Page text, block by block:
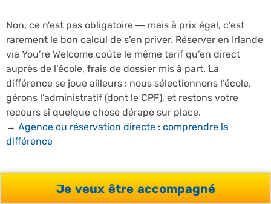
Non, ce n’est pas obligatoire — mais à prix égal, c’est
rarement le bon calcul de s’en priver. Réserver en Irlande
via You’re Welcome coûte le même tarif qu’en direct
auprès de l’école, frais de dossier mis à part. La
différence se joue ailleurs : nous sélectionnons l’école,
gérons l’administratif (dont le CPF), et restons votre
recours si quelque chose dérape sur place.
→ Agence ou réservation directe : comprendre la
différence
LE VRAI ENJEU : LES « 4 R »
Je veux être accompagné